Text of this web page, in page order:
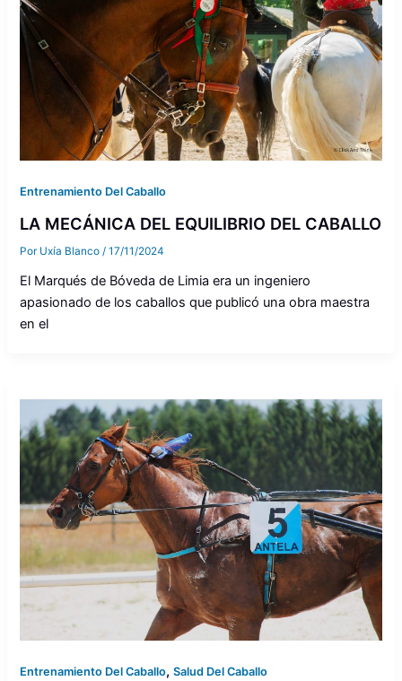
Entrenamiento Del Caballo
LA MECÁNICA DEL EQUILIBRIO DEL CABALLO
Por Uxía Blanco /17/11/2024
El Marqués de Bóveda de Limia era un ingeniero
apasionado de los caballos que publicó una obra maestra
en el
Entrenamiento Del Caballo,Salud Del Caballo